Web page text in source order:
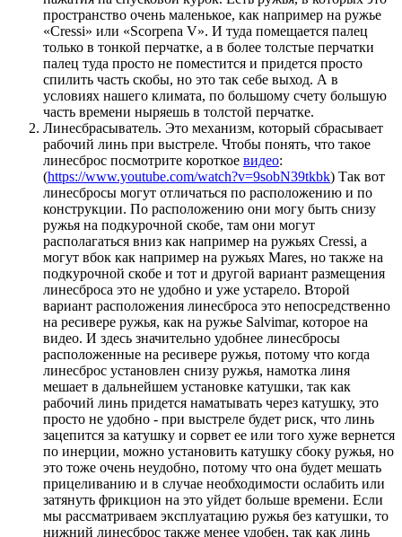
пространство очень маленькое, как например на ружье
«Cressi» или «Scorpena V». И туда помещается палец
только в тонкой перчатке, а в более толстые перчатки
палец туда просто не поместится и придется просто
спилить часть скобы, но это так себе выход. А в
условиях нашего климата, по большому счету большую
часть времени ныряешь в толстой перчатке.
Линесбрасыватель. Это механизм, который сбрасывает
рабочий линь при выстреле. Чтобы понять, что такое
линесброс посмотрите короткое видео:
(https://www.youtube.com/watch?v=9sobN39tkbk) Так вот
линесбросы могут отличаться по расположению и по
конструкции. По расположению они могу быть снизу
ружья на подкурочной скобе, там они могут
располагаться вниз как например на ружьях Cressi, а
могут вбок как например на ружьях Mares, но также на
подкурочной скобе и тот и другой вариант размещения
линесброса это не удобно и уже устарело. Второй
вариант расположения линесброса это непосредственно
на ресивере ружья, как на ружье Salvimar, которое на
видео. И здесь значительно удобнее линесбросы
расположенные на ресивере ружья, потому что когда
линесброс установлен снизу ружья, намотка линя
мешает в дальнейшем установке катушки, так как
рабочий линь придется наматывать через катушку, это
просто не удобно - при выстреле будет риск, что линь
зацепится за катушку и сорвет ее или того хуже вернется
по инерции, можно установить катушку сбоку ружья, но
это тоже очень неудобно, потому что она будет мешать
прицеливанию и в случае необходимости ослабить или
затянуть фрикцион на это уйдет больше времени. Если
мы рассматриваем эксплуатацию ружья без катушки, то
нижний линесброс также менее удобен, так как линь